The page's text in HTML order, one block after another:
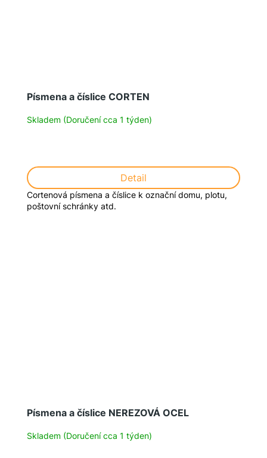
Písmena a číslice CORTEN
Skladem (Doručení cca 1 týden)
Detail
Cortenová písmena a číslice k označní domu, plotu,
poštovní schránky atd.
Písmena a číslice NEREZOVÁ OCEL
Skladem (Doručení cca 1 týden)